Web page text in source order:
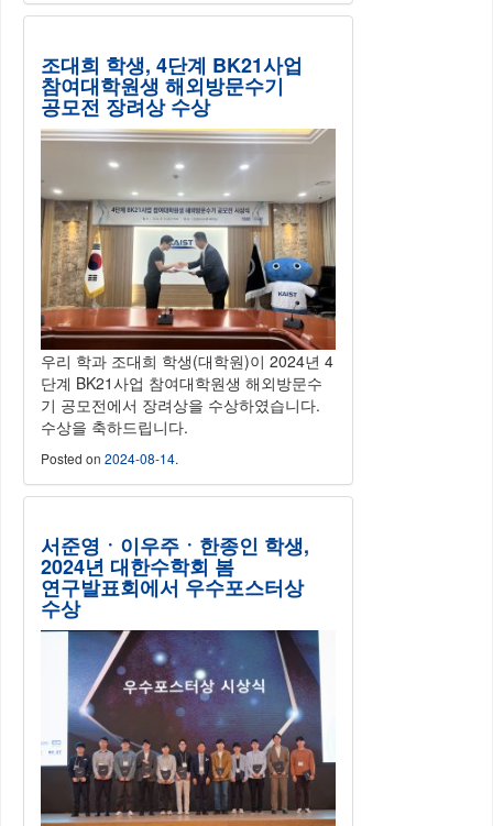
조대희 학생, 4단계 BK21사업
참여대학원생 해외방문수기
공모전 장려상 수상
우리 학과 조대희 학생(대학원)이 2024년 4
단계 BK21사업 참여대학원생 해외방문수
기 공모전에서 장려상을 수상하였습니다.
수상을 축하드립니다.
Posted on 2024-08-14.
서준영ㆍ이우주ㆍ한종인 학생,
2024년 대한수학회 봄
연구발표회에서 우수포스터상
수상